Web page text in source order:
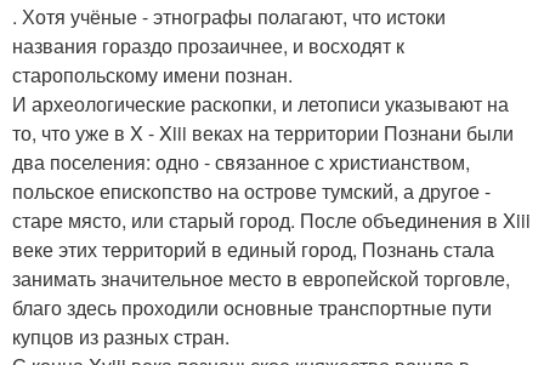
. Хотя учёные - этнографы полагают, что истоки
названия гораздо прозаичнее, и восходят к
старопольскому имени познан.
И археологические раскопки, и летописи указывают на
то, что уже в X - Xiii веках на территории Познани были
два поселения: одно - связанное с христианством,
польское епископство на острове тумский, а другое -
старе място, или старый город. После объединения в Xiii
веке этих территорий в единый город, Познань стала
занимать значительное место в европейской торговле,
благо здесь проходили основные транспортные пути
купцов из разных стран.